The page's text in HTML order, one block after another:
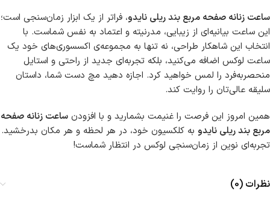
ساعت زنانه صفحه مربع بند ریلی نایدو، فراتر از یک ابزار زمان‌سنجی است؛
این ساعت بیانیه‌ای از زیبایی، مدرنیته و اعتماد به نفس شماست. با
انتخاب این شاهکار طراحی، نه تنها به مجموعه‌ی اکسسوری‌های خود یک
ساعت لوکس اضافه می‌کنید، بلکه تجربه‌ای جدید از راحتی و استایل
منحصربه‌فرد را لمس خواهید کرد. اجازه دهید مچ دست شما، داستان
سلیقه عالی‌تان را روایت کند.
همین امروز این فرصت را غنیمت بشمارید و با افزودن ساعت زنانه صفحه
مربع بند ریلی نایدو به کلکسیون خود، در هر لحظه و هر مکان بدرخشید.
تجربه‌ای نوین از زمان‌سنجی لوکس در انتظار شماست!
نظرات (0)